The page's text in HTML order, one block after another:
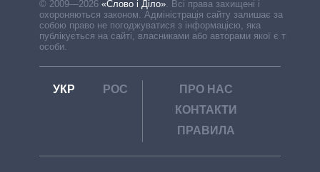
© 2009—2026 «Слово і Діло». Всі права захищені і
охороняються законом. Адміністрація сайту залишає за
собою право не погоджуватися з інформацією, яка
публікується на сайті, власниками або авторами якої є треті
особи.
УКР РОС
ПРО НАС
КОНТАКТИ
ПРАВИЛА